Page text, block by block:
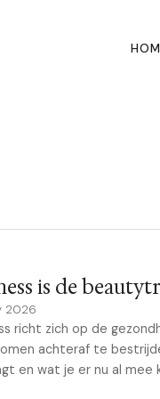
is de
2026
richt zich op de
achteraf te
en wat je er nu al mee